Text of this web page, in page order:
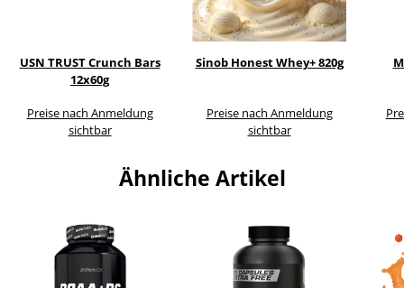
USN TRUST Crunch Bars
12x60g
Preise nach Anmeldung
sichtbar
Sinob Honest Whey+ 820g
Preise nach Anmeldung
sichtbar
Ähnliche Artikel